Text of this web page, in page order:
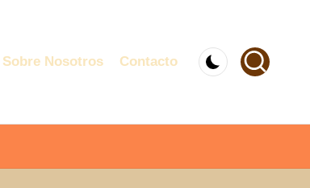
Sobre Nosotros Contacto